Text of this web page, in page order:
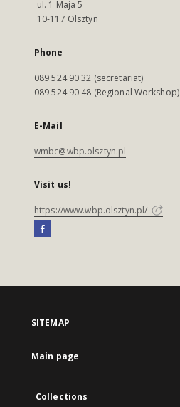
ul. 1 Maja 5
10-117 Olsztyn
Phone
089 524 90 32 (secretariat)
089 524 90 48 (Regional Workshop)
E-Mail
wmbc@wbp.olsztyn.pl
Visit us!
https://www.wbp.olsztyn.pl/
SITEMAP
Main page
Collections